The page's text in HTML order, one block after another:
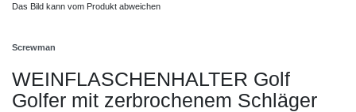
Das Bild kann vom Produkt abweichen
Screwman
WEINFLASCHENHALTER Golf
Golfer mit zerbrochenem Schläger